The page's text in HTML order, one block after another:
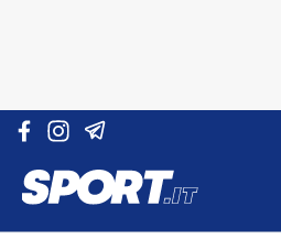
Vai al contenuto